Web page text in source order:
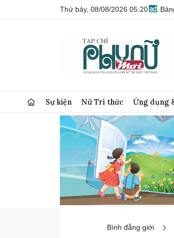
Thứ bảy, 08/08/2026 05:20
Sự kiện Nữ Trí thức Ứng dụng
Bình đẳng giới